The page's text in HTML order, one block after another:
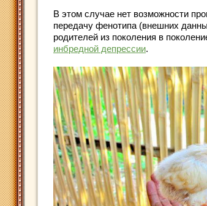
В этом случае нет возможности
передачу фенотипа (внешних
родителей из поколения в
инбредной депрессии.